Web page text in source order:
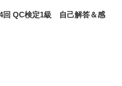
回 QC検定1級 自己解答＆感